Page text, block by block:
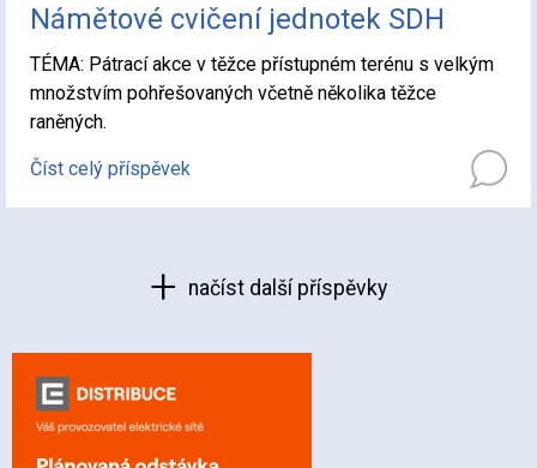
Námětové cvičení jednotek SDH
TÉMA: Pátrací akce v těžce přístupném terénu s velkým
množstvím pohřešovaných včetně několika těžce
raněných.
Číst celý příspěvek
načíst další příspěvky